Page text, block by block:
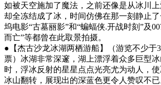
如被天空施加了魔法，之前还像是从冰川
却全冻结成了冰，时间仿佛在那一刻静止
坞电影“古墓丽影”和“蝙蝠侠.开战时刻”及
而亡”等都曾在此取景拍摄。
●【杰古沙龙冰湖两栖游船】（游览不少于
票）冰湖非常深邃，湖上漂浮着众多巨型
时，浮冰反射的星星点点光亮尤为动人，
冰山翻转，展现出的深蓝色更令人赞叹不已